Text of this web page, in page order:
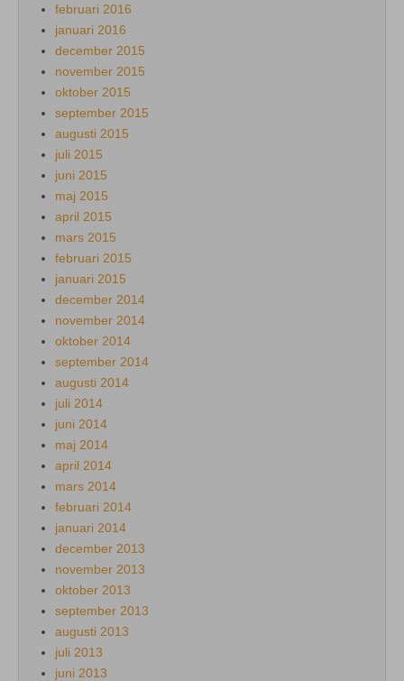
februari 2016
januari 2016
december 2015
november 2015
oktober 2015
september 2015
augusti 2015
juli 2015
juni 2015
maj 2015
april 2015
mars 2015
februari 2015
januari 2015
december 2014
november 2014
oktober 2014
september 2014
augusti 2014
juli 2014
juni 2014
maj 2014
april 2014
mars 2014
februari 2014
januari 2014
december 2013
november 2013
oktober 2013
september 2013
augusti 2013
juli 2013
juni 2013